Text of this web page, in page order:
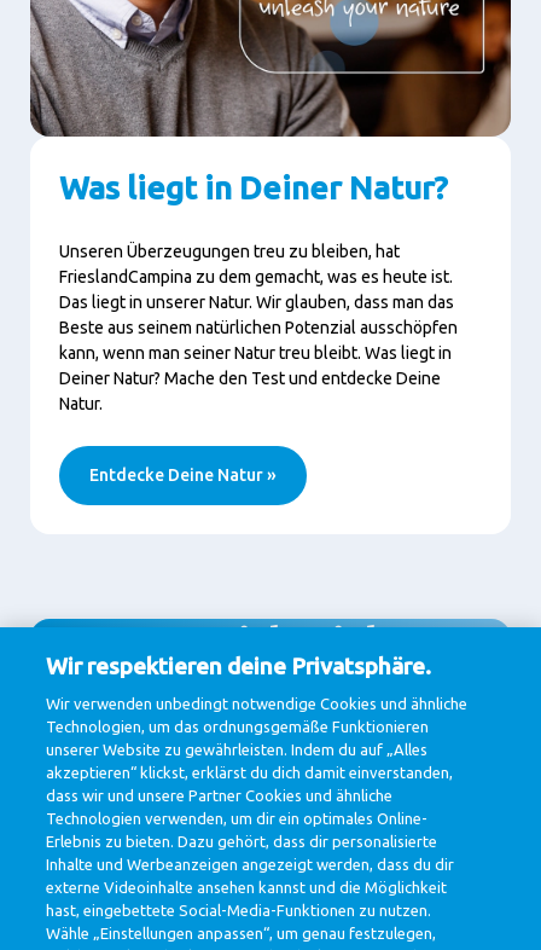
Was liegt in Deiner Natur?
Unseren Überzeugungen treu zu bleiben, hat
FrieslandCampina zu dem gemacht, was es heute ist.
Das liegt in unserer Natur. Wir glauben, dass man das
Beste aus seinem natürlichen Potenzial ausschöpfen
kann, wenn man seiner Natur treu bleibt. Was liegt in
Deiner Natur? Mache den Test und entdecke Deine
Natur.
Entdecke Deine Natur »
Bewirb Dich
#JobThatMatters!
Alle Stellenangebote anzeigen
Wir respektieren deine Privatsphäre.
Wir verwenden unbedingt notwendige Cookies und ähnliche
Technologien, um das ordnungsgemäße Funktionieren
unserer Website zu gewährleisten. Indem du auf „Alles
akzeptieren“ klickst, erklärst du dich damit einverstanden,
dass wir und unsere Partner Cookies und ähnliche
Technologien verwenden, um dir ein optimales Online-
Erlebnis zu bieten. Dazu gehört, dass dir personalisierte
Inhalte und Werbeanzeigen angezeigt werden, dass du dir
externe Videoinhalte ansehen kannst und die Möglichkeit
hast, eingebettete Social-Media-Funktionen zu nutzen.
Wähle „Einstellungen anpassen“, um genau festzulegen,